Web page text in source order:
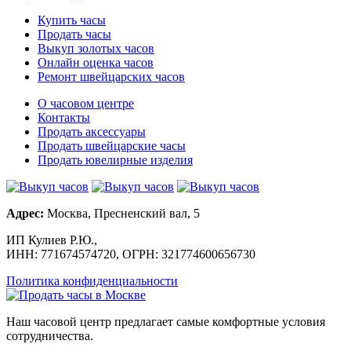
Купить часы
Продать часы
Выкуп золотых часов
Онлайн оценка часов
Ремонт швейцарских часов
О часовом центре
Контакты
Продать аксессуары
Продать швейцарские часы
Продать ювелирные изделия
Адрес: Москва, Пресненский вал, 5
ИП Кулиев Р.Ю.,
ИНН: 771674574720, ОГРН: 321774600656730
Политика конфиденциальности
Наш часовой центр предлагает самые комфортные условия
сотрудничества.